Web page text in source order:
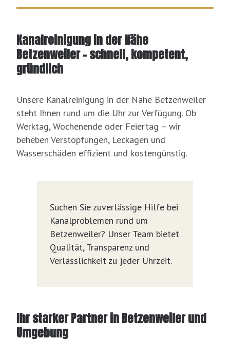
Kanalreinigung in der Nähe
Betzenweiler – schnell, kompetent,
gründlich
Unsere Kanalreinigung in der Nähe Betzenweiler
steht Ihnen rund um die Uhr zur Verfügung. Ob
Werktag, Wochenende oder Feiertag – wir
beheben Verstopfungen, Leckagen und
Wasserschäden effizient und kostengünstig.
Suchen Sie zuverlässige Hilfe bei
Kanalproblemen rund um
Betzenweiler? Unser Team bietet
Qualität, Transparenz und
Verlässlichkeit zu jeder Uhrzeit.
Ihr starker Partner in Betzenweiler und
Umgebung